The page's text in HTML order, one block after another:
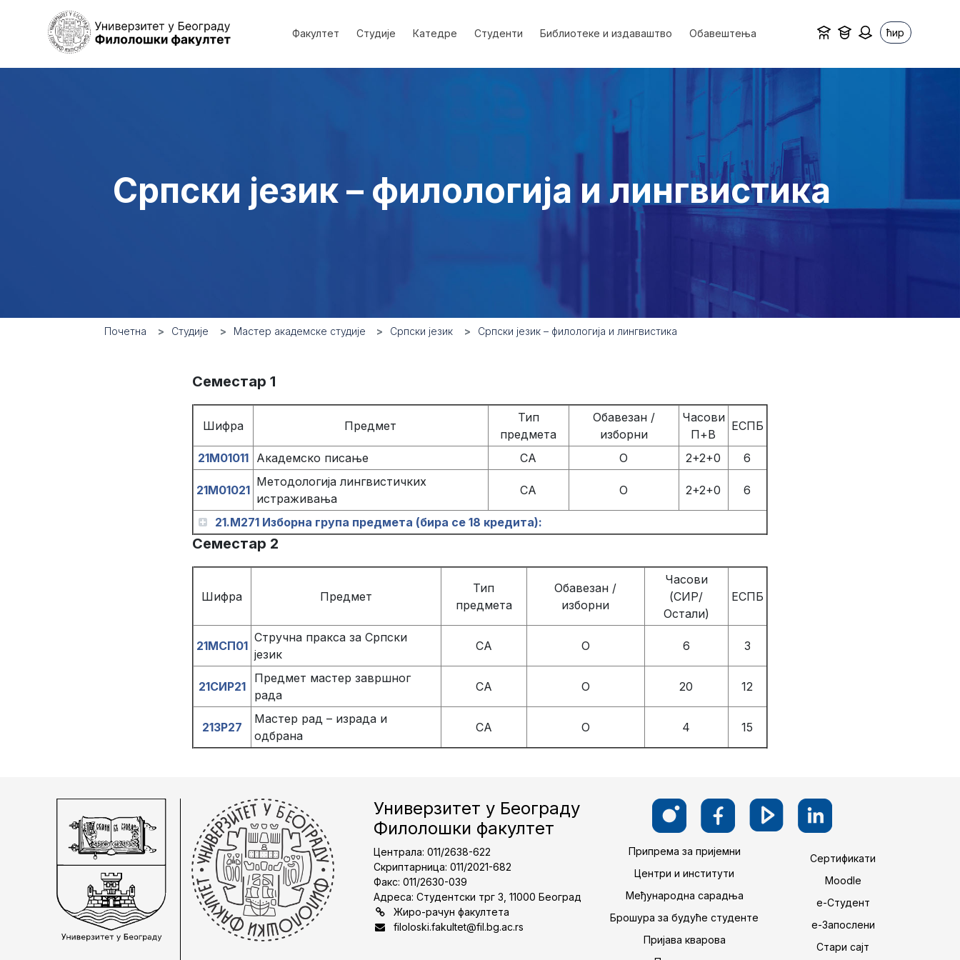
Факултет Студије Катедре Студенти Библиотеке и издаваштво Обавештења ћир
Српски језик – филологија и лингвистика
Почетна Студије Мастер академске студије Српски језик Српски језик – филологија и лингвистика
Семестар 1
Шифра Предмет
Тип
предмета
Обавезан /
изборни
Часови
П+В
ЕСПБ
21М01011 Академско писање СА О 2+2+0 6
21М01021
Методологија лингвистичких
истраживања
СА О 2+2+0 6
21.M271 Изборна група предмета (бира се 18 кредита):
Семестар 2
Шифра Предмет
Тип
предмета
Обавезан /
изборни
Часови
(СИР/
Остали)
ЕСПБ
21МСП01
Стручна пракса за Српски
језик
СА О 6 3
21СИР21
Предмет мастер завршног
рада
СА О 20 12
21ЗР27
Мастер рад – израда и
одбрана
СА О 4 15
Универзитет у Београду
Филолошки факултет
Централа: 011/2638-622
Скриптарница: 011/2021-682
Факс: 011/2630-039
Адреса: Студентски трг 3, 11000 Београд
Жиро-рачун факултета
filoloski.fakultet@fil.bg.ac.rs
Припрема за пријемни
Центри и институти
Међународна сарадња
Брошура за будуће студенте
Пријава кварова
Сертификати
Moodle
е-Студент
е-Запослени
Стари сајт